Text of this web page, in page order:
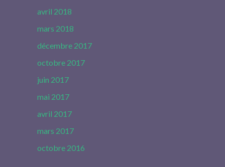
avril 2018
mars 2018
décembre 2017
octobre 2017
juin 2017
mai 2017
avril 2017
mars 2017
octobre 2016